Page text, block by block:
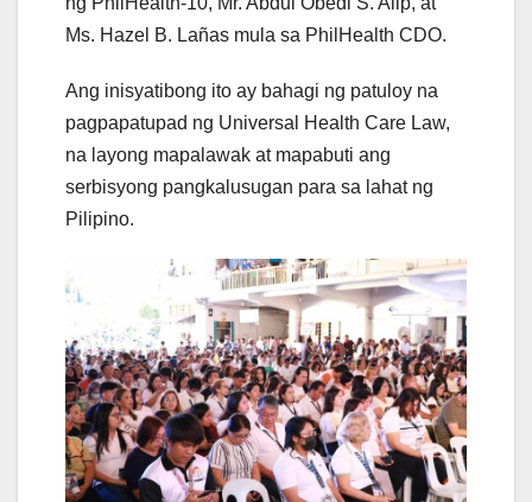
Ms. Hazel B. Lañas mula sa PhilHealth CDO.
Ang inisyatibong ito ay bahagi ng patuloy na
pagpapatupad ng Universal Health Care Law,
na layong mapalawak at mapabuti ang
serbisyong pangkalusugan para sa lahat ng
Pilipino.